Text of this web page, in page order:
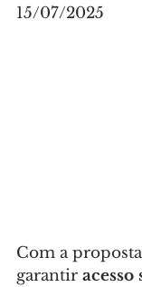
15/07/2025
Com a
garantir acesso